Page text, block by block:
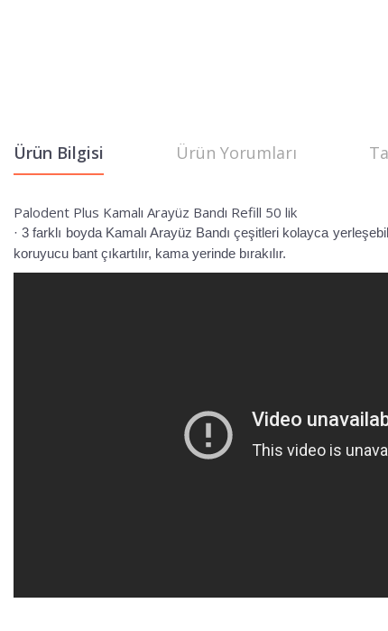
Ürün Bilgisi Ürün Yorumları
Palodent Plus Kamalı Arayüz Bandı Refill 50 lik
· 3 farklı boyda Kamalı Arayüz Bandı çeşitleri kolayca
koruyucu bant çıkartılır, kama yerinde bırakılır.